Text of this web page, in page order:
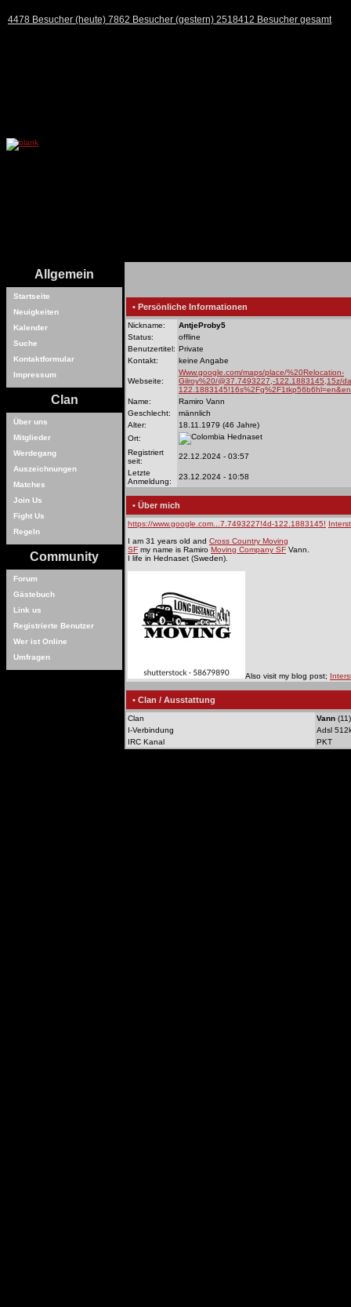
4478 Besucher (heute) 7862 Besucher (gestern) 2518412 Besucher gesamt
Allgemein
Startseite
Neuigkeiten
Kalender
Suche
Kontaktformular
Impressum
Clan
Über uns
Mitglieder
Werdegang
Auszeichnungen
Matches
Join Us
Fight Us
Regeln
Community
Forum
Gästebuch
Link us
Registrierte Benutzer
Wer ist Online
Umfragen
• Persönliche Informationen
Nickname:
AntjeProby5
Status:
offline
Benutzertitel: Private
Kontakt:
keine Angabe
Webseite:
Www.google.com/maps/place/%20Relocation-
Gilroy%20/@37.7493227,-122.1883145,15z/
Name:
Ramiro Vann
Geschlecht:
männlich
Alter:
18.11.1979 (46 Jahre)
Ort:
Hednaset
Registriert
seit:
22.12.2024 - 03:57
Letzte
Anmeldung:
23.12.2024 - 10:58
• Über mich
https://www.google.com...7.7493227!4d-122.1883145!
I am 31 years old and Cross Country Moving
SF my name is Ramiro Moving Company SF Vann.
I life in Hednaset (Sweden).
Also visit my blog post;
• Clan / Ausstattung
Clan Vann (11)
I-Verbindung
Adsl
IRC Kanal
PKT